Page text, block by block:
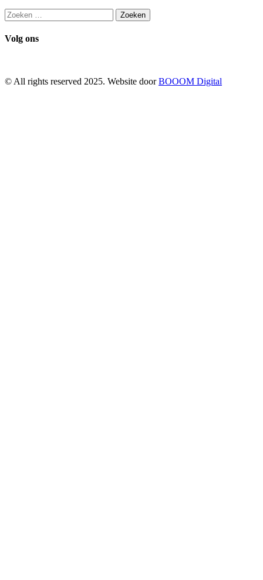
Zoeken
naar:
Volg ons
© All rights reserved 2025. Website doorBOOOM Digital